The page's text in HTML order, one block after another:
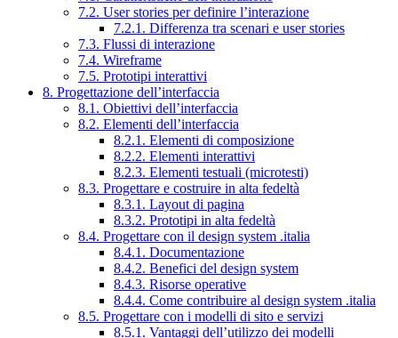
7.2. User stories per definire l’interazione
7.2.1. Differenza tra scenari e user stories
7.3. Flussi di interazione
7.4. Wireframe
7.5. Prototipi interattivi
8. Progettazione dell’interfaccia
8.1. Obiettivi dell’interfaccia
8.2. Elementi dell’interfaccia
8.2.1. Elementi di composizione
8.2.2. Elementi interattivi
8.2.3. Elementi testuali (microtesti)
8.3. Progettare e costruire in alta fedeltà
8.3.1. Layout di pagina
8.3.2. Prototipi in alta fedeltà
8.4. Progettare con il design system .italia
8.4.1. Documentazione
8.4.2. Benefici del design system
8.4.3. Risorse operative
8.4.4. Come contribuire al design system .italia
8.5. Progettare con i modelli di sito e servizi
8.5.1. Vantaggi dell’utilizzo dei modelli